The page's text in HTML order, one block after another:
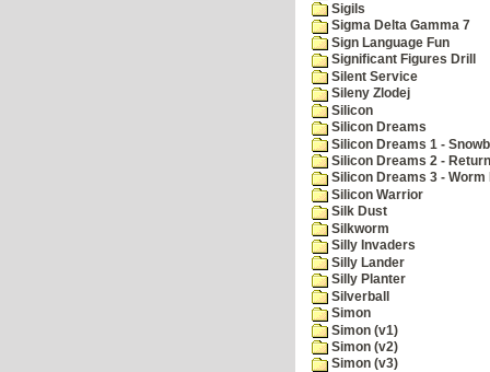
Sigils
Sigma Delta Gamma 7
Sign Language Fun
Significant Figures Drill
Silent Service
Sileny Zlodej
Silicon
Silicon Dreams
Silicon Dreams 1 -
Silicon Dreams 2 -
Silicon Dreams 3 - Worm
Silicon Warrior
Silk Dust
Silkworm
Silly Invaders
Silly Lander
Silly Planter
Silverball
Simon
Simon (v1)
Simon (v2)
Simon (v3)